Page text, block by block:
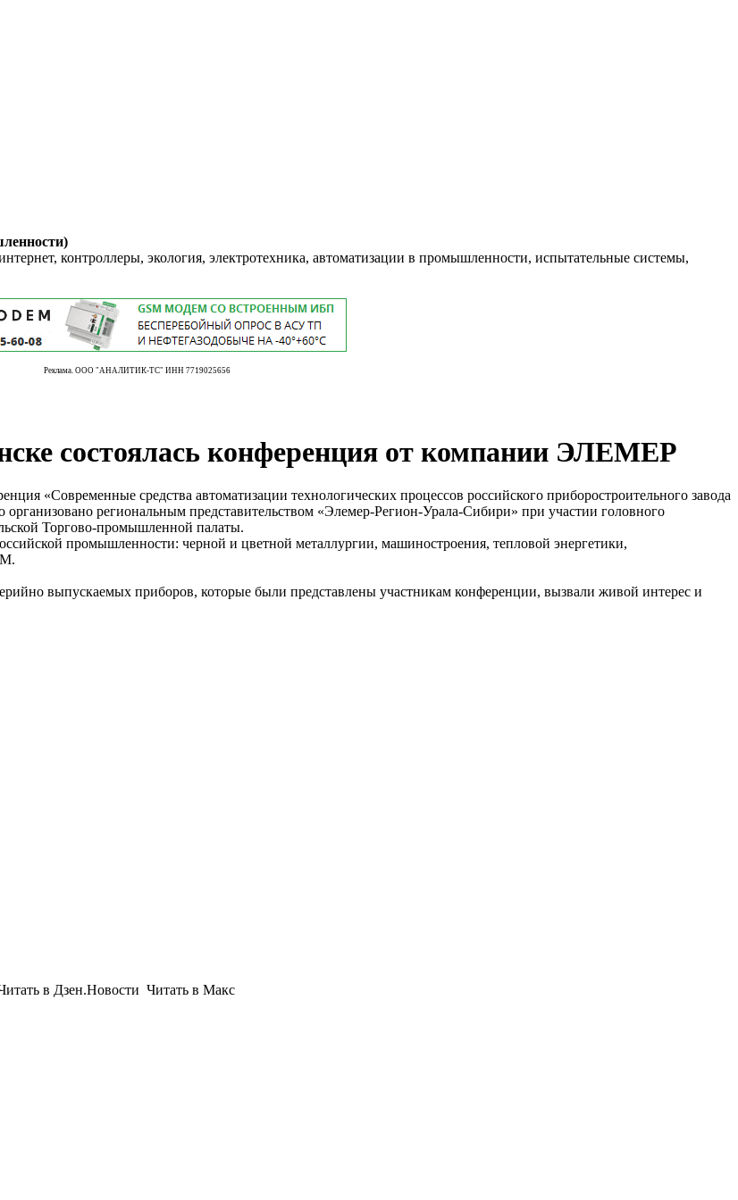
контроллеры, экология, электротехника, автоматизации в промышленности, испытательные системы,
Реклама. ООО "АНАЛИТИК-ТС" ИНН 7719025656
состоялась конференция от компании ЭЛЕМЕР
«Современные средства автоматизации технологических процессов российского приборостроительного завода
региональным представительством «Элемер-Регион-Урала-Сибири» при участии головного
Торгово-промышленной палаты.
промышленности: черной и цветной металлургии, машиностроения, тепловой энергетики,
выпускаемых приборов, которые были представлены участникам конференции, вызвали живой интерес и
в Дзен.Новости Читать в Макс